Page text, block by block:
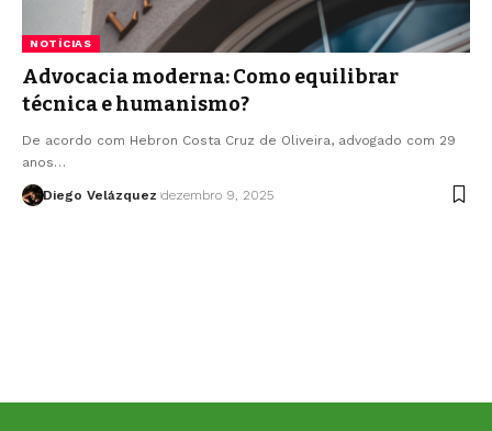
NOTÍCIAS
Advocacia moderna: Como equilibrar
técnica e humanismo?
De acordo com Hebron Costa Cruz de Oliveira, advogado com 29
anos…
Diego Velázquez dezembro 9, 2025